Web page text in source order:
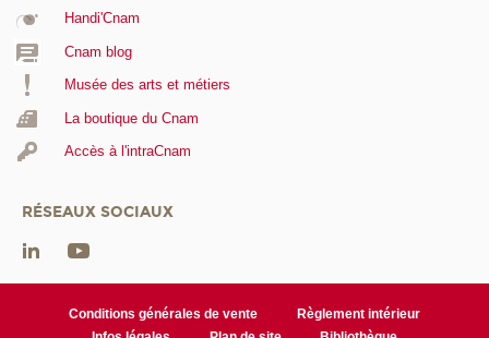
Handi'Cnam
Cnam blog
Musée des arts et métiers
La boutique du Cnam
Accès à l'intraCnam
RÉSEAUX SOCIAUX
Conditions générales de vente
Règlement intérieur